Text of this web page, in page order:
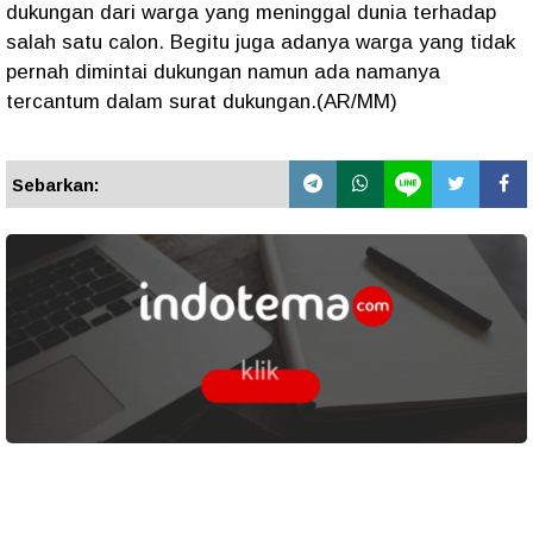
dukungan dari warga yang meninggal dunia terhadap
salah satu calon. Begitu juga adanya warga yang tidak
pernah dimintai dukungan namun ada namanya
tercantum dalam surat dukungan.(AR/MM)
Sebarkan: